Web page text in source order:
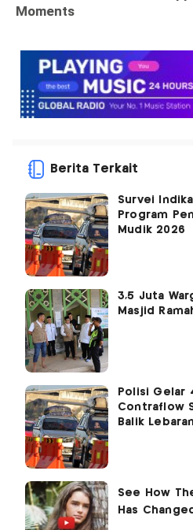
Berita Terkait
Survei
Program
Mudik 2026
3,5 Juta
Masjid
Polisi Gelar
Contraflow
Balik Lebaran